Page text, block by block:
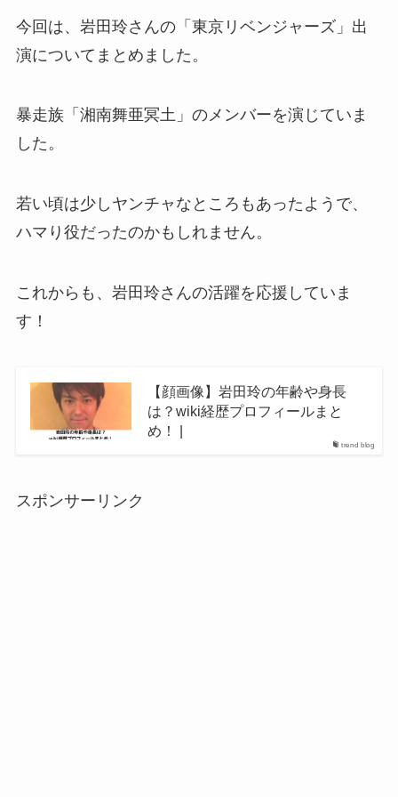
今回は、岩田玲さんの「東京リベンジャーズ」出
演についてまとめました。
暴走族「湘南舞亜冥土」のメンバーを演じていま
した。
若い頃は少しヤンチャなところもあったようで、
ハマり役だったのかもしれません。
これからも、岩田玲さんの活躍を応援していま
す！
trend blog
【顔画像】岩田玲の年齢や身長
は？wiki経歴プロフィールまと
め！ |
スポンサーリンク